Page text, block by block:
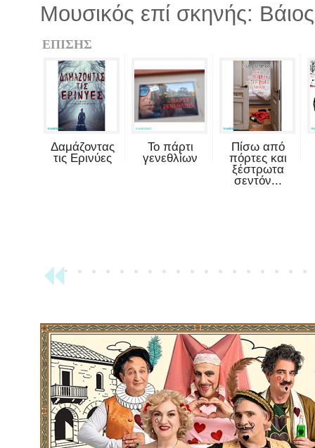
Μουσικός επί σκηνής:
ΕΠΙΣΗΣ
Δαμάζοντας
τις Ερινύες
Το πάρτι
γενεθλίων
Πίσω από
πόρτες και
ξέστρωτα
σεντόν...